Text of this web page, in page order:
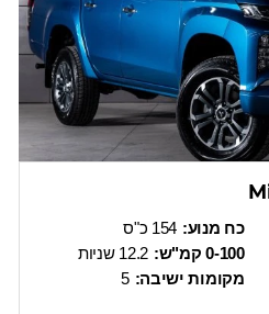
כח מנוע: 154 כ"ס
0-100 קמ"ש:
12.2 שניות
מקומות ישיבה: 5